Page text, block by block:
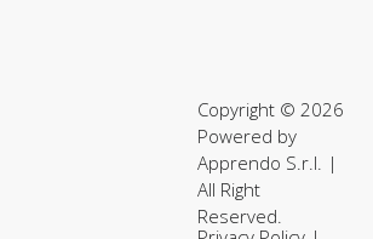
Copyright © 2026
Powered by
Apprendo S.r.l. |
All Right
Reserved.